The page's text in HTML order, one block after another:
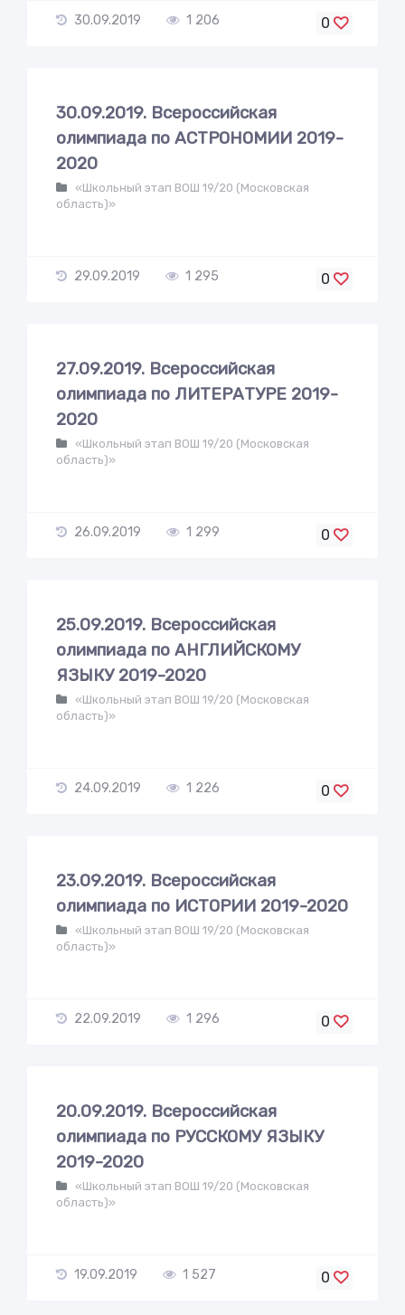
30.09.2019 1 206 0
30.09.2019. Всероссийская
олимпиада по АСТРОНОМИИ 2019-
2020
«Школьный этап ВОШ 19/20 (Московская
область)»
29.09.2019 1 295 0
27.09.2019. Всероссийская
олимпиада по ЛИТЕРАТУРЕ 2019-
2020
«Школьный этап ВОШ 19/20 (Московская
область)»
26.09.2019 1 299 0
25.09.2019. Всероссийская
олимпиада по АНГЛИЙСКОМУ
ЯЗЫКУ 2019-2020
«Школьный этап ВОШ 19/20 (Московская
область)»
24.09.2019 1 226 0
23.09.2019. Всероссийская
олимпиада по ИСТОРИИ 2019-2020
«Школьный этап ВОШ 19/20 (Московская
область)»
22.09.2019 1 296 0
20.09.2019. Всероссийская
олимпиада по РУССКОМУ ЯЗЫКУ
2019-2020
«Школьный этап ВОШ 19/20 (Московская
область)»
19.09.2019 1 527 0